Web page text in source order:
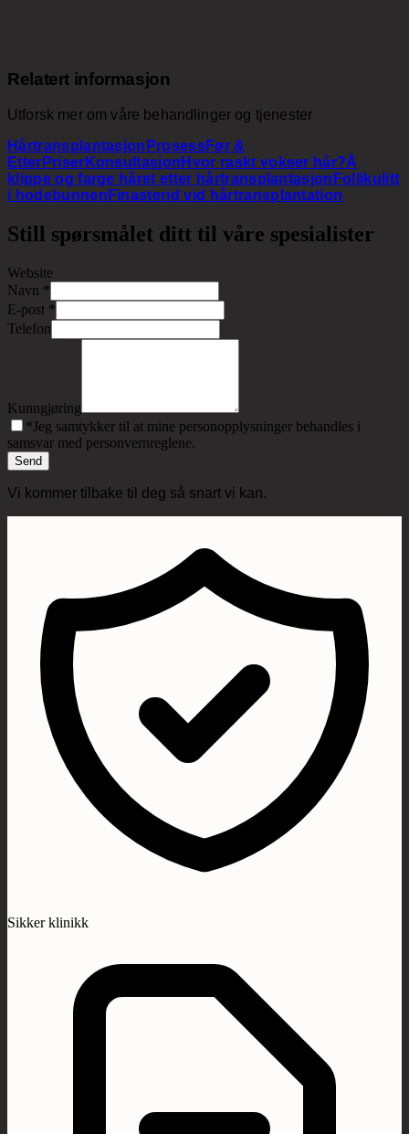
Relatert informasjon
Utforsk mer om våre behandlinger og tjenester
Hårtransplantasjon ProsessFør &
Etter Priser Konsultasjon Hvor raskt vokser hår?Å
klippe og farge håret etter hårtransplantasjon Follikulitt
i hodebunnen Finasterid vid hårtransplantation
Still spørsmålet ditt til våre spesialister
Website
Navn *
E-post *
Telefon
Kunngjøring
*Jeg samtykker til at mine personopplysninger behandles i
samsvar med personvernreglene.
Send
Vi kommer tilbake til deg så snart vi kan.
Sikker klinikk